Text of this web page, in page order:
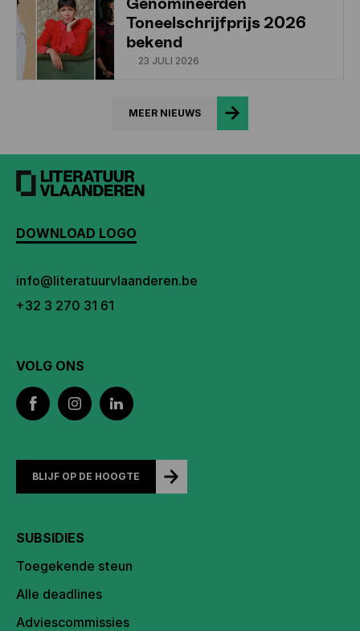
Toneelschrijfprijs 2026
bekend
23 JULI 2026
MEER NIEUWS
DOWNLOAD LOGO
info@literatuurvlaanderen.be
+32 3 270 31 61
VOLG ONS
BLIJF OP DE HOOGTE
SUBSIDIES
Toegekende steun
Alle deadlines
Adviescommissies